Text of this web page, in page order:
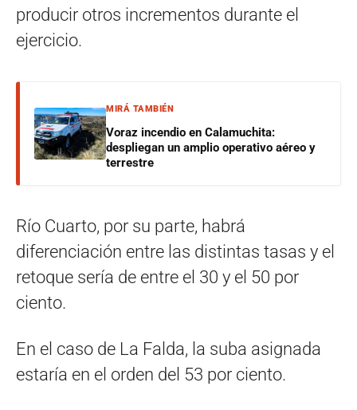
producir otros incrementos durante el
ejercicio.
MIRÁ TAMBIÉN
Voraz incendio en Calamuchita:
despliegan un amplio operativo aéreo y
terrestre
Río Cuarto, por su parte, habrá
diferenciación entre las distintas tasas y el
retoque sería de entre el 30 y el 50 por
ciento.
En el caso de La Falda, la suba asignada
estaría en el orden del 53 por ciento.